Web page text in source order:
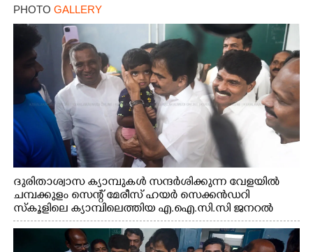
PHOTO GALLERY
ദുരിതാശ്വാസ ക്യാമ്പുകൾ സന്ദർശിക്കുന്ന വേളയിൽ
ചമ്പക്കുളം സെന്റ് മേരീസ് ഹയർ സെക്കൻഡറി
സ്കൂളിലെ ക്യാമ്പിലെത്തിയ എ.ഐ.സി.സി ജനറൽ
സെക്രട്ടറി കെ.സി വേണുഗോപാൽ എം.പി കുരുന്നിനെ
എടുത്ത് ലാളിച്ചപ്പോൾ. സഹകരണ-എക്സൈസ്
വകുപ്പ് മന്ത്രി എം. ലിജു, കൃഷിവകുപ്പ് മന്ത്രി ടി. സിദ്ദിഖ്,